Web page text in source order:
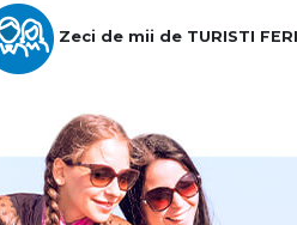
Zeci de mii de TURISTI